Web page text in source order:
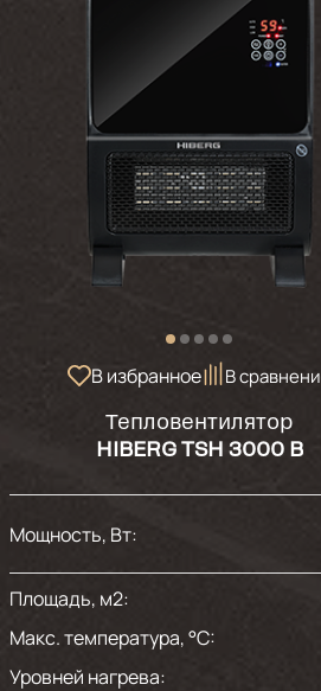
В избранное В
Тепловентилятор
HIBERG TSH 3000 B
Мощность, Вт:
Площадь, м2:
Макс. температура, °С:
Уровней нагрева: